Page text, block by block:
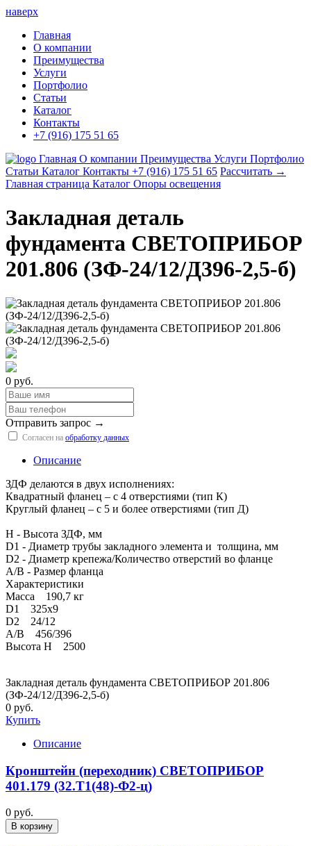
наверх
Главная
О компании
Преимущества
Услуги
Портфолио
Статьи
Каталог
Контакты
+7 (916) 175 51 65
Главная О компании Преимущества Услуги Портфолио
Статьи Каталог Контакты +7 (916) 175 51 65 Рассчитать →
Главная страница Каталог Опоры освещения
Закладная деталь
фундамента СВЕТОПРИБОР
201.806 (ЗФ-24/12/Д396-2,5-б)
0 руб.
Отправить запрос →
Согласен на обработку данных
Описание
ЗДФ делаются в двух исполнениях:
Квадратный фланец – с 4 отверстиями (тип К)
Круглый фланец – с 5 и более отверстиями (тип Д)
H - Высота ЗДФ, мм
D1 - Диаметр трубы закладного элемента и толщина, мм
D2 - Диаметр крепежа/Количество отверстий во фланце
A/B - Размер фланца
Характеристики
Масса 190,7 кг
D1 325х9
D2 24/12
A/B 456/396
Высота H 2500
Закладная деталь фундамента СВЕТОПРИБОР 201.806
(ЗФ-24/12/Д396-2,5-б)
0 руб.
Купить
Описание
Кронштейн (переходник) СВЕТОПРИБОР
401.179 (32.Т1(48)-Ф2-ц)
0 руб.
В корзину